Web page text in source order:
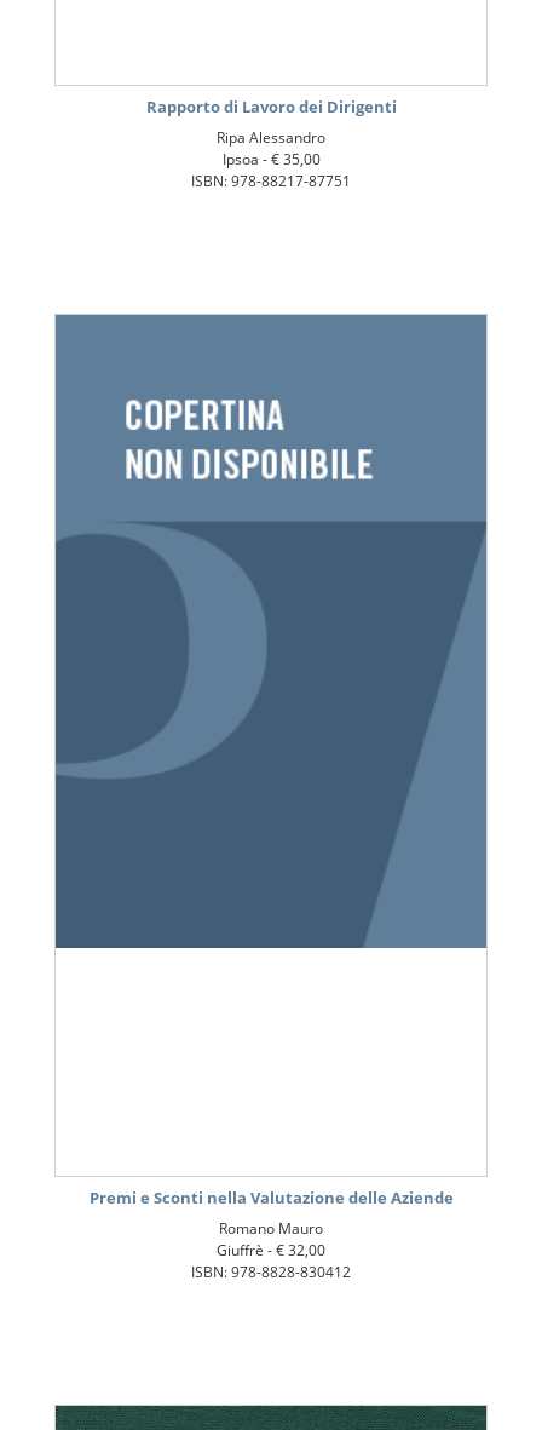
Rapporto di Lavoro dei Dirigenti
Ripa Alessandro
Ipsoa -€ 35,00
ISBN: 978-88217-87751
Premi e Sconti nella Valutazione delle Aziende
Romano Mauro
Giuffrè -€ 32,00
ISBN: 978-8828-830412